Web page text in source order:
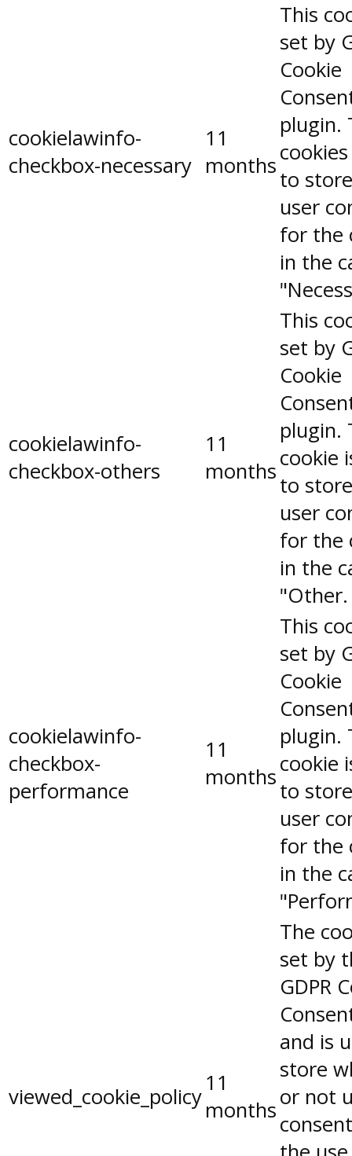
cookielawinfo-
checkbox-necessary
11
months
This
set by
Cookie
plugin.
to
user
for the
in the
cookielawinfo-
checkbox-others
11
months
This
set by
Cookie
plugin.
cookie
to
user
for the
in the
"Other.
cookielawinfo-
checkbox-
performance
11
months
This
set by
Cookie
plugin.
cookie
to
user
for the
in the
viewed_cookie_policy
11
months
The
set by
GDPR
and is
store
or not